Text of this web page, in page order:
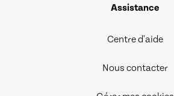
Assistance
Centre d'aide
Nous contacter